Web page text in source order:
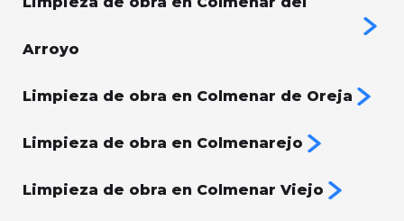
Arroyo
Limpieza de obra en Colmenar de Oreja
Limpieza de obra en Colmenarejo
Limpieza de obra en Colmenar Viejo